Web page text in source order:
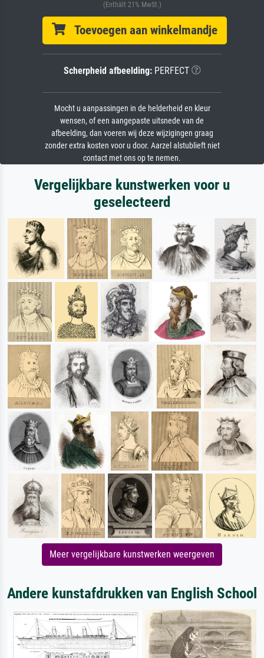
(Enthält 21% MwSt.)
Toevoegen aan winkelmandje
Scherpheid afbeelding:PERFECT
Mocht u aanpassingen in de helderheid en kleur
wensen, of een aangepaste uitsnede van de
afbeelding, dan voeren wij deze wijzigingen graag
zonder extra kosten voor u door. Aarzel alstublieft niet
contact met ons op te nemen.
Vergelijkbare kunstwerken voor u
geselecteerd
Meer vergelijkbare kunstwerken weergeven
Andere kunstafdrukken van English School